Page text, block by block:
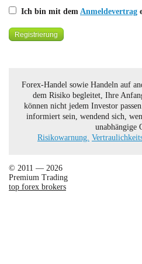
Ich bin mit dem Anmeldevertrag
Forex-Handel sowie Handeln auf
dem Risiko begleitet, Ihre
können nicht jedem Investor
informiert sein, wendend sich,
unabhängige
Risikowarnung.
© 2011 — 2026
Premium Trading
top forex brokers